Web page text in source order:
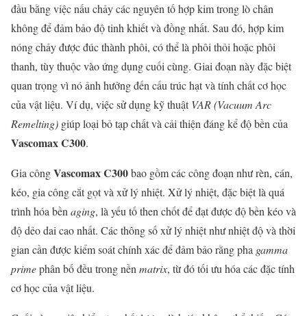
đầu bằng việc nấu chảy các nguyên tố hợp kim trong lò chân
không để đảm bảo độ tinh khiết và đồng nhất. Sau đó, hợp kim
nóng chảy được đúc thành phôi, có thể là phôi thỏi hoặc phôi
thanh, tùy thuộc vào ứng dụng cuối cùng. Giai đoạn này đặc biệt
quan trọng vì nó ảnh hưởng đến cấu trúc hạt và tính chất cơ học
của vật liệu. Ví dụ, việc sử dụng kỹ thuậtVAR (Vacuum Arc
Remelting) giúp loại bỏ tạp chất và cải thiện đáng kể độ bền của
Vascomax C300.
Gia côngVascomax C300bao gồm các công đoạn như rèn, cán,
kéo, gia công cắt gọt và xử lý nhiệt. Xử lý nhiệt, đặc biệt là quá
trình hóa bền aging, là yếu tố then chốt để đạt được độ bền kéo và
độ dẻo dai cao nhất. Các thông số xử lý nhiệt như nhiệt độ và thời
gian cần được kiểm soát chính xác để đảm bảo rằng pha gamma
primephân bố đều trong nền matrix, từ đó tối ưu hóa các đặc tính
cơ học của vật liệu.